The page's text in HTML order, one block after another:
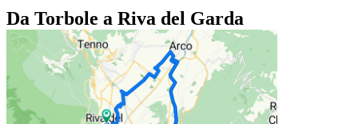
Da Torbole a Riva del Garda